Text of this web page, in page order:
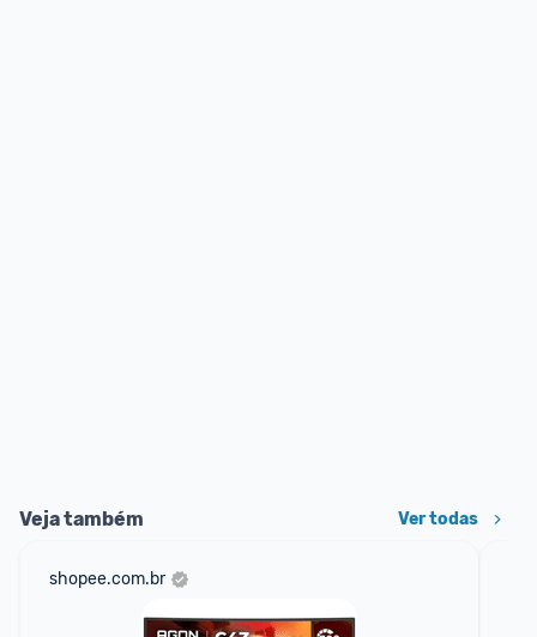
Veja também Ver todas
shopee.com.br